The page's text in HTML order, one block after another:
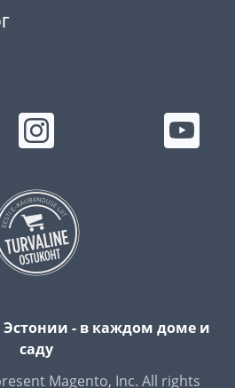
- в каждом доме и
саду
Magento, Inc. All rights